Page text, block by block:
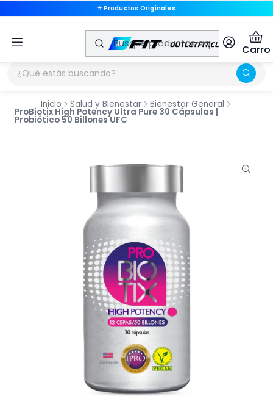
🚚 Envíos a Todo Chile
Carro
Inicio Salud y Bienestar Bienestar General
ProBiotix High Potency Ultra Pure 30 Cápsulas |
Probiótico 50 Billones UFC
⭐ Productos Originales